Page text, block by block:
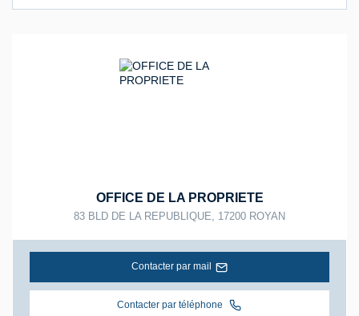
OFFICE DE LA PROPRIETE
83 BLD DE LA REPUBLIQUE, 17200 ROYAN
Contacter par mail
Contacter par téléphone